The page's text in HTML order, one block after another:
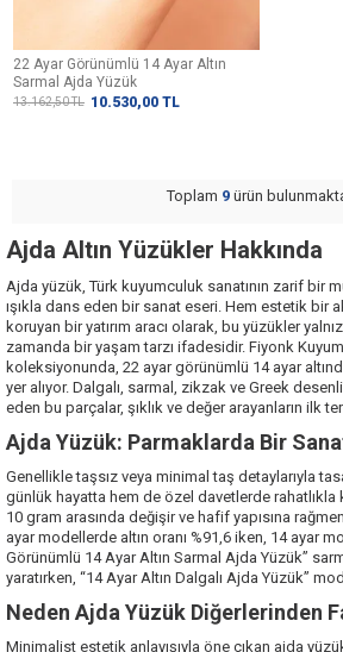
22 Ayar Görünümlü 14 Ayar Altın
Sarmal Ajda Yüzük
13.162,50TL 10.530,00 TL
Toplam 9ürün
Ajda Altın Yüzükler Hakkında
Ajda yüzük, Türk kuyumculuk sanatının zarif bir
ışıkla dans eden bir sanat eseri. Hem estetik bir
koruyan bir yatırım aracı olarak, bu yüzükler
zamanda bir yaşam tarzı ifadesidir. Fiyonk
koleksiyonunda, 22 ayar görünümlü 14 ayar
yer alıyor. Dalgalı, sarmal, zikzak ve Greek
eden bu parçalar, şıklık ve değer arayanların ilk
Ajda Yüzük: Parmaklarda Bir
Genellikle taşsız veya minimal taş detaylarıyla
günlük hayatta hem de özel davetlerde rahatlıkla
10 gram arasında değişir ve hafif yapısına
ayar modellerde altın oranı %91,6 iken, 14 ayar
Görünümlü 14 Ayar Altın Sarmal Ajda Yüzük”
yaratırken, “14 Ayar Altın Dalgalı Ajda Yüzük”
Neden Ajda Yüzük Diğerlerinden
Minimalist estetik anlayışıyla öne çıkan ajda